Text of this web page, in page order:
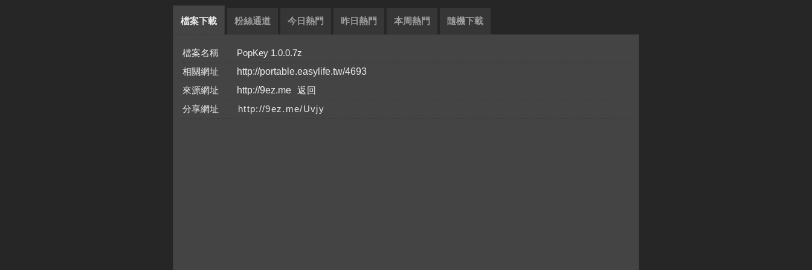
檔案下載 粉絲通道 今日熱門 昨日熱門 本周熱門 隨機下載
檔案名稱 PopKey 1.0.0.7z
相關網址
http://portable.easylife.tw/4693
來源網址
http://9ez.me
分享網址